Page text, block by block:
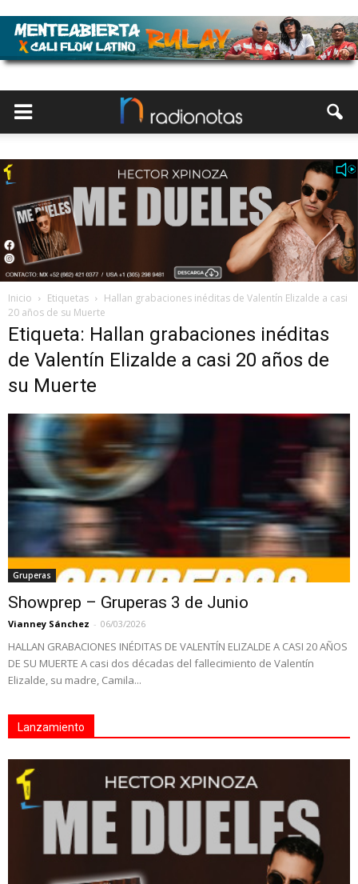
Inicio Etiquetas
Hallan grabaciones inéditas de Valentín Elizalde a casi
20 años de su Muerte
Etiqueta: Hallan grabaciones inéditas
de Valentín Elizalde a casi 20 años de
su Muerte
Gruperas
Showprep – Gruperas 3 de Junio
Vianney Sánchez - 06/03/2026
HALLAN GRABACIONES INÉDITAS DE VALENTÍN ELIZALDE A CASI 20 AÑOS
DE SU MUERTE A casi dos décadas del fallecimiento de Valentín
Elizalde, su madre, Camila...
Lanzamiento